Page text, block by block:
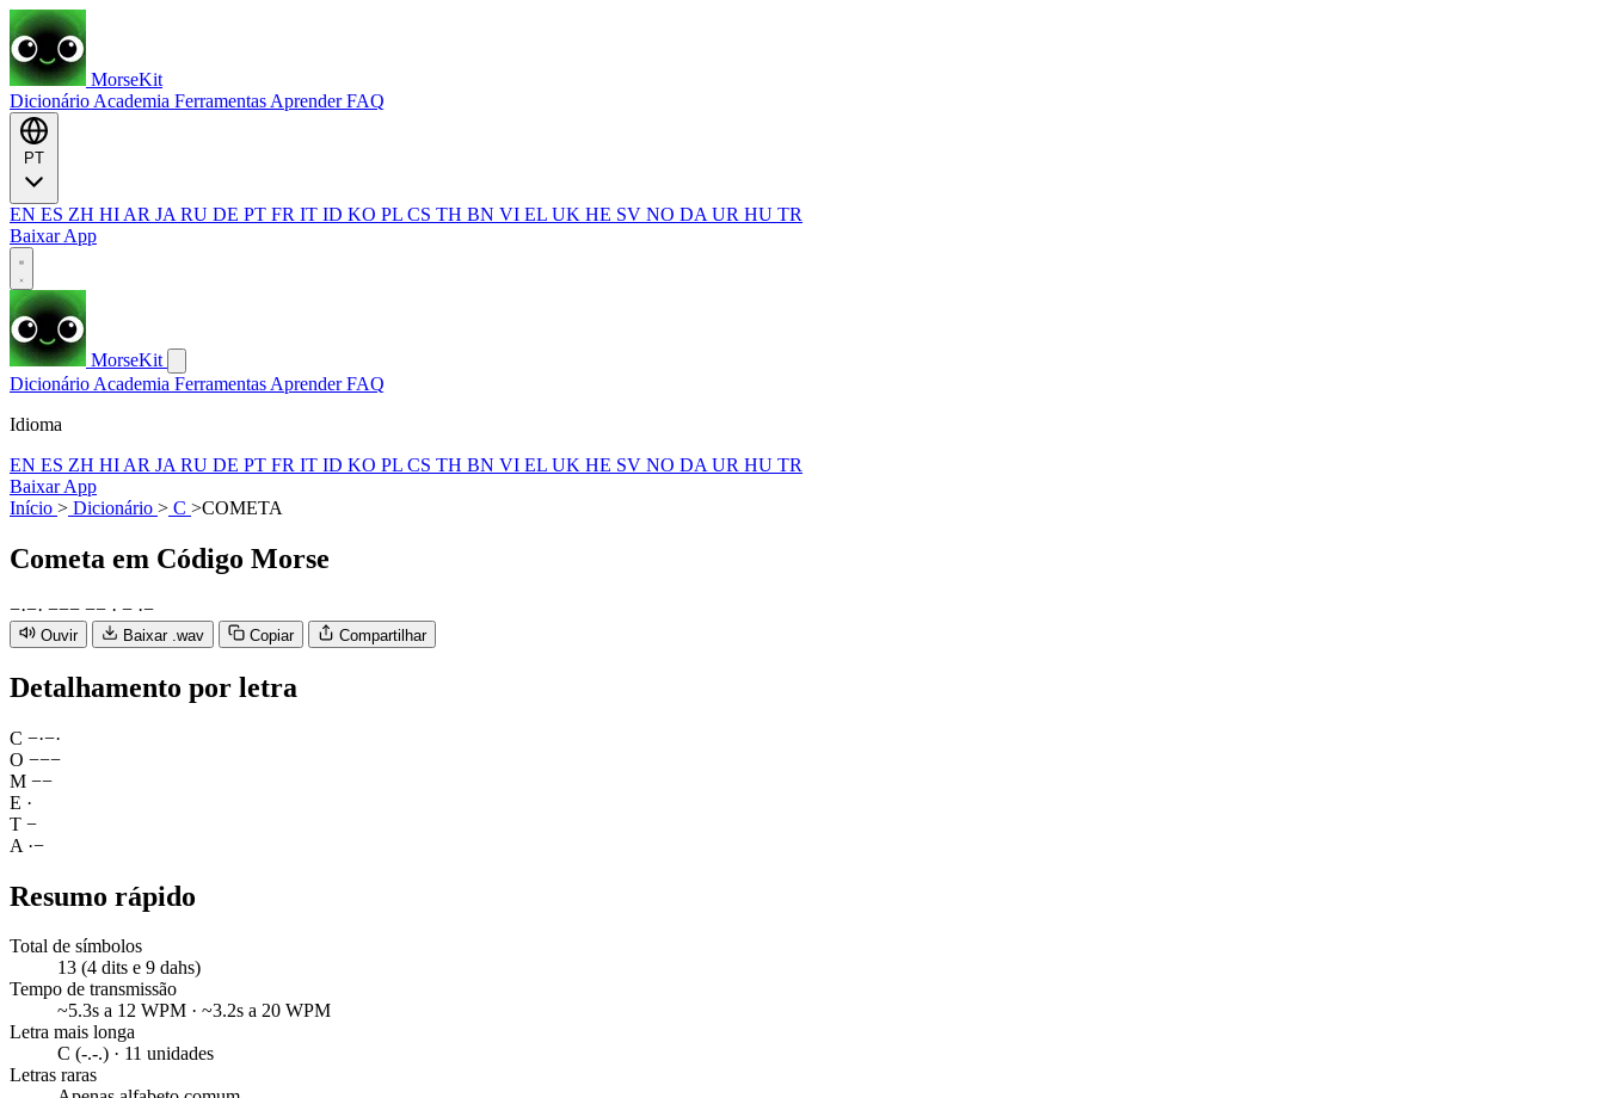
MorseKit
Dicionário Academia Ferramentas AprenderFAQ
EN ES ZH HI AR JA RU DE PT FR IT ID KO PL CS TH BN VI EL UK HE SV NO DA UR HU TR
Baixar App
MorseKit
Dicionário Academia Ferramentas AprenderFAQ
Idioma
EN ES ZH HI AR JA RU DE PT FR IT ID KO PL CS TH BN VI EL UK HE SV NO DA UR HU TR
Baixar App
Início > Dicionário > C >COMETA
Cometa em Código Morse
−·−· −−− −− · − ·−
Ouvir Baixar .wav Copiar Compartilhar
Detalhamento por letra
C −·−·
O −−−
M −−
E ·
T −
A ·−
Resumo rápido
Total de símbolos
13 (4 dits e 9 dahs)
Tempo de transmissão
~5.3s a 12 WPM · ~3.2s a 20 WPM
Letra mais longa
C (-.-.) · 11 unidades
Letras raras